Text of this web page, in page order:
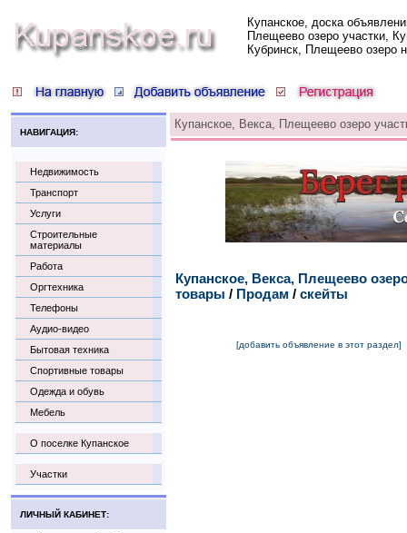
Купанское, доска
Плещеево озеро участки,
Кубринск, Плещеево озеро
НАВИГАЦИЯ:
Недвижимость
Транспорт
Услуги
Строительные
материалы
Работа
Оргтехника
Телефоны
Аудио-видео
Бытовая техника
Спортивные товары
Одежда и обувь
Мебель
О поселке Купанское
Участки
ЛИЧНЫЙ КАБИНЕТ:
Купанское, Векса, Плещеево озеро
Купанское, Векса, Плещеево
товары / Продам / скейты
[добавить объявление в этот раздел]